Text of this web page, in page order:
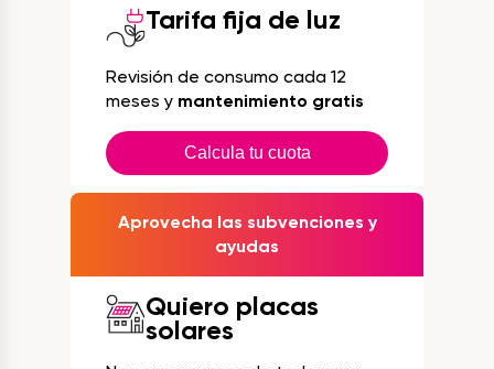
Tarifa fija de luz
Revisión de consumo cada 12
meses y mantenimiento gratis
Calcula tu cuota
Aprovecha las subvenciones y
ayudas
Quiero placas
solares